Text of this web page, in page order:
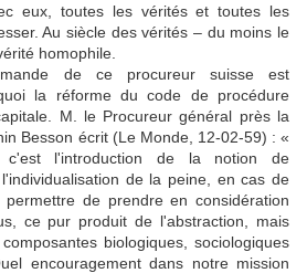
eux, toutes les vérités et toutes les
Au siècle des vérités – du moins le
homophile.
de ce procureur suisse est
la réforme du code de procédure
M. le Procureur général près la
Besson écrit (Le Monde, 12-02-59) : «
l'introduction de la notion de
de la peine, en cas de
de prendre en considération
ce pur produit de l'abstraction, mais
biologiques, sociologiques
encouragement dans notre mission